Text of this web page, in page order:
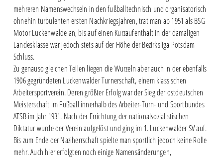
mehreren Namenswechseln in den fußballtechnisch und organisatorisch
ohnehin turbulenten ersten Nachkriegsjahren, trat man ab 1951 als BSG
Motor Luckenwalde an, bis auf einen Kurzaufenthalt in der damaligen
Landesklasse war jedoch stets auf der Höhe der Bezirksliga Potsdam
Schluss.
Zu genauso gleichen Teilen liegen die Wurzeln aber auch in der ebenfalls
1906 gegründeten Luckenwalder Turnerschaft, einem klassischen
Arbeitersportverein. Deren größter Erfolg war der Sieg der ostdeutschen
Meisterschaft im Fußball innerhalb des Arbeiter-Turn- und Sportbundes
ATSB im Jahr 1931. Nach der Errichtung der nationalsozialistischen
Diktatur wurde der Verein aufgelöst und ging im 1. Luckenwalder SV auf.
Bis zum Ende der Naziherrschaft spielte man sportlich jedoch keine Rolle
mehr. Auch hier erfolgten noch einige Namensänderungen,